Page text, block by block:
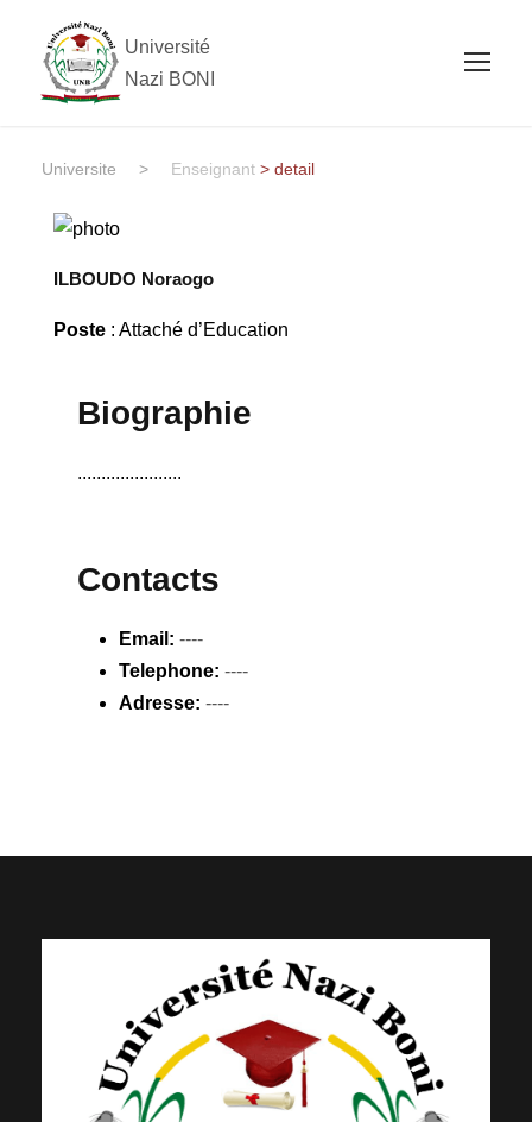
Université
Nazi BONI
Universite > Enseignant > detail
ILBOUDO Noraogo
Poste: Attaché d’Education
Biographie
......................
Contacts
Email: ----
Telephone: ----
Adresse: ----